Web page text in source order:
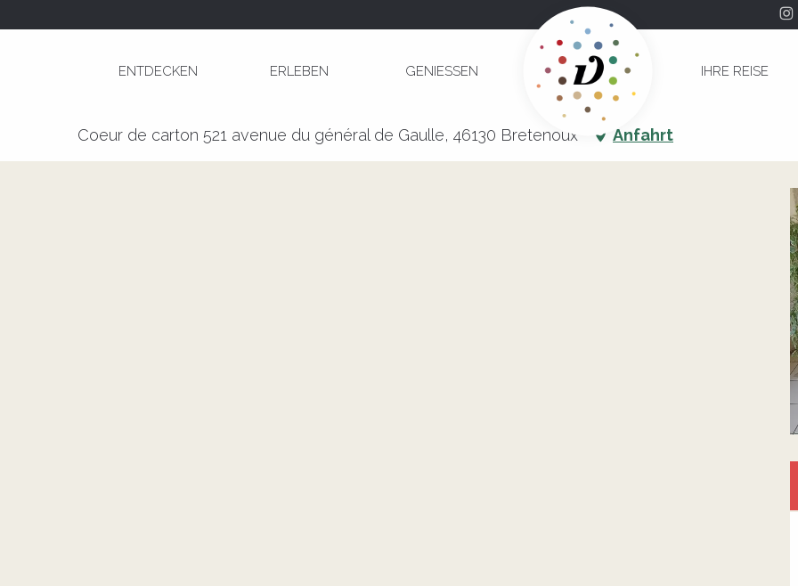
ENTDECKEN ERLEBEN GENIESSEN IHRE REISE
Coeur de carton 521 avenue du général de Gaulle, 46130 Bretenoux Anfahrt